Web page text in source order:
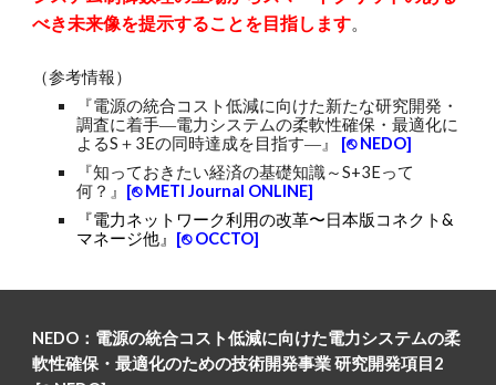
べき未来像を提示することを目指します。
（参考情報）
『電源の統合コスト低減に向けた新たな研究開発・
調査に着手―電力システムの柔軟性確保・最適化に
よるS＋3Eの同時達成を目指す― 』
[⎋ NEDO]
『知っておきたい経済の基礎知識～S+3Eって
何？』 [⎋ METI Journal ONLINE]
『電力ネットワーク利用の改革〜日本版コネクト&
マネージ他』 [⎋ OCCTO]
NEDO：電源の統合コスト低減に向けた電力システムの柔
軟性確保・最適化のための技術開発事業 研究開発項目2